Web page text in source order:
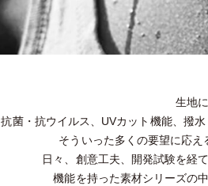
生地
抗菌・抗ウイルス、UVカット機能、撥
そういった多くの要望に応
日々、創意工夫、開発試験を経
機能を持った素材シリーズの